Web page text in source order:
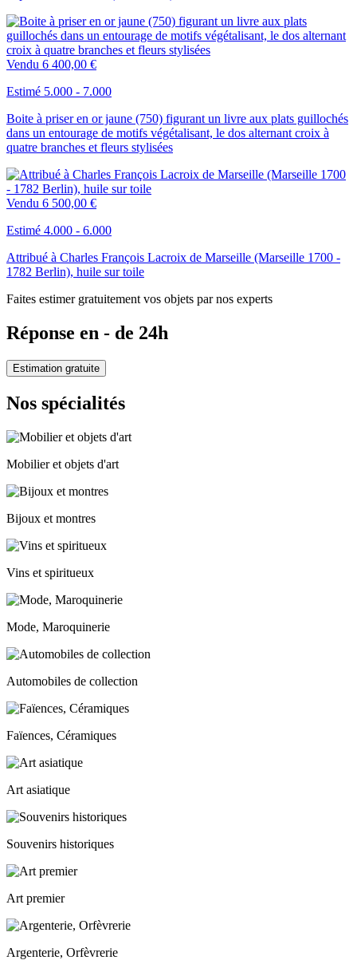
Vendu 6 400,00 €
Estimé 5.000 - 7.000
Boite à priser en or jaune (750) figurant un livre aux plats guillochés
dans un entourage de motifs végétalisant, le dos alternant croix à
quatre branches et fleurs stylisées
Vendu 6 500,00 €
Estimé 4.000 - 6.000
Attribué à Charles François Lacroix de Marseille (Marseille 1700 -
1782 Berlin), huile sur toile
Faites estimer gratuitement vos objets par nos experts
Réponse en - de 24h
Estimation gratuite
Nos spécialités
Mobilier et objets d'art
Bijoux et montres
Vins et spiritueux
Mode, Maroquinerie
Automobiles de collection
Faïences, Céramiques
Art asiatique
Souvenirs historiques
Art premier
Argenterie, Orfèvrerie